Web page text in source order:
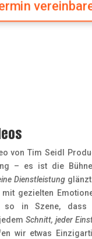
von Tim Seidl
– es ist die
Dienstleistung
mit gezielten
so in Szene, dass
Schnitt, jeder
wir etwas